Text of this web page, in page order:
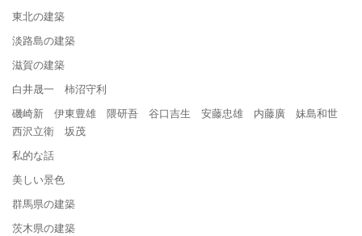
東北の建築
淡路島の建築
滋賀の建築
白井晟一 柿沼守利
磯崎新 伊東豊雄 隈研吾 谷口吉生 安藤忠雄 内藤廣 妹島和世
西沢立衛 坂茂
私的な話
美しい景色
群馬県の建築
茨木県の建築